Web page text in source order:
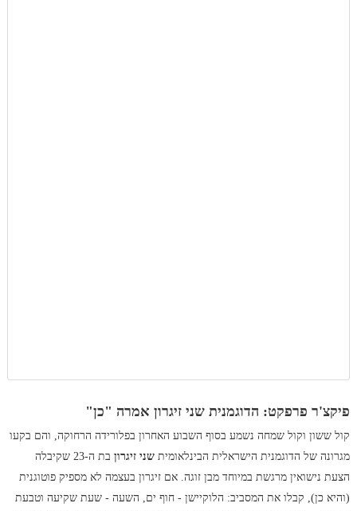
פיקצ'ר פרפקט: הדוגמנית שני זיגרון אמרה "כן"
קול ששון וקול שמחה נשמע בסוף השבוע האחרון בפלורידה הרחוקה, והם בקעו
מגרונה של הדוגמנית הישראלית הבינלאומית שני זיגרון
בת ה-23 שקיבלה
הצעת נישואין מרגשת במיוחד מבן זוגה. אם זיגרון בעצמה לא מספיק פוטוגנית
(והיא כן), קבלו את המסביב: הלוקיישן - חוף ים, השעה - שעת שקיעה וטבעת